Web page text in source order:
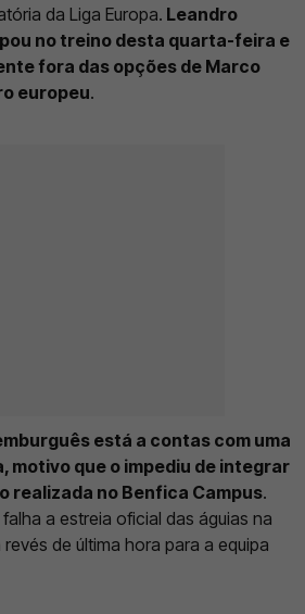
da Liga Europa. Leandro
no treino desta quarta-feira e
fora das opções de Marco
europeu.
está a contas com uma
motivo que o impediu de integrar
realizada no Benfica Campus.
a estreia oficial das águias na
de última hora para a equipa